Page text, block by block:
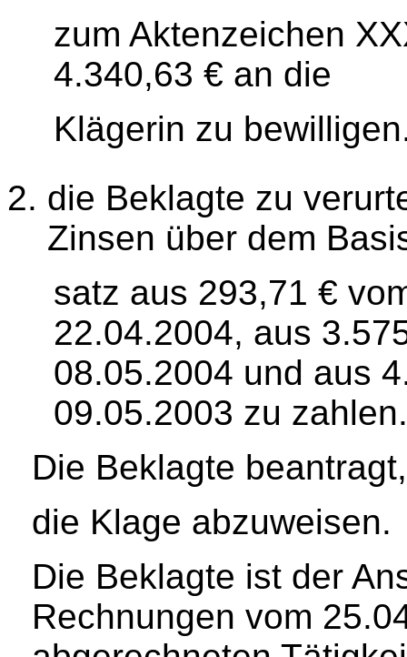
zum Aktenzeichen
4.340,63 € an die
Klägerin zu
die Beklagte zu
Zinsen über dem
satz aus 293,71 €
22.04.2004, aus
08.05.2004 und aus
09.05.2003 zu zahlen.
Die Beklagte beantragt,
die Klage abzuweisen.
Die Beklagte ist der
Rechnungen vom